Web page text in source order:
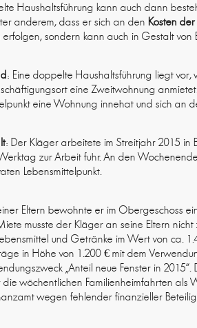
Haushaltsführung kann auch dann
anderem, dass er sich an den Kosten
erfolgen, sondern kann auch in Gestalt
: Eine doppelte Haushaltsführung liegt
eine Zweitwohnung
eine Wohnung innehat und sich an
: Der Kläger arbeitete im Streitjahr 2015 in
zur Arbeit fuhr. An den
Lebensmittelpunkt.
Eltern bewohnte er im Obergeschoss
musste der Kläger an seine Eltern
und Getränke im Wert von ca.
in Höhe von 1.200 € mit dem
„Anteil neue Fenster in
die wöchentlichen Familienheimfahrten
wegen fehlender finanzieller